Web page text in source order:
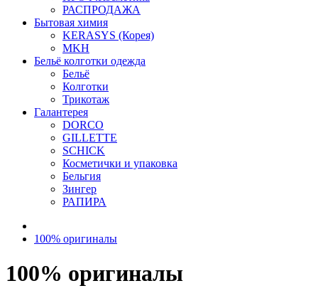
РАСПРОДАЖА
Бытовая химия
KERASYS (Корея)
MKH
Бельё колготки одежда
Бельё
Колготки
Трикотаж
Галантерея
DORCO
GILLETTE
SCHICK
Косметички и упаковка
Бельгия
Зингер
РАПИРА
100% оригиналы
100% оригиналы